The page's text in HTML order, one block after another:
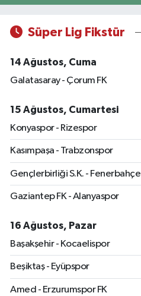
Süper Lig Fikstür
14 Ağustos, Cuma
Galatasaray - Çorum FK
15 Ağustos, Cumartesi
Konyaspor - Rizespor
Kasımpaşa - Trabzonspor
Gençlerbirliği S.K. - Fenerbahçe
Gaziantep FK - Alanyaspor
16 Ağustos, Pazar
Başakşehir - Kocaelispor
Beşiktaş - Eyüpspor
Amed - Erzurumspor FK